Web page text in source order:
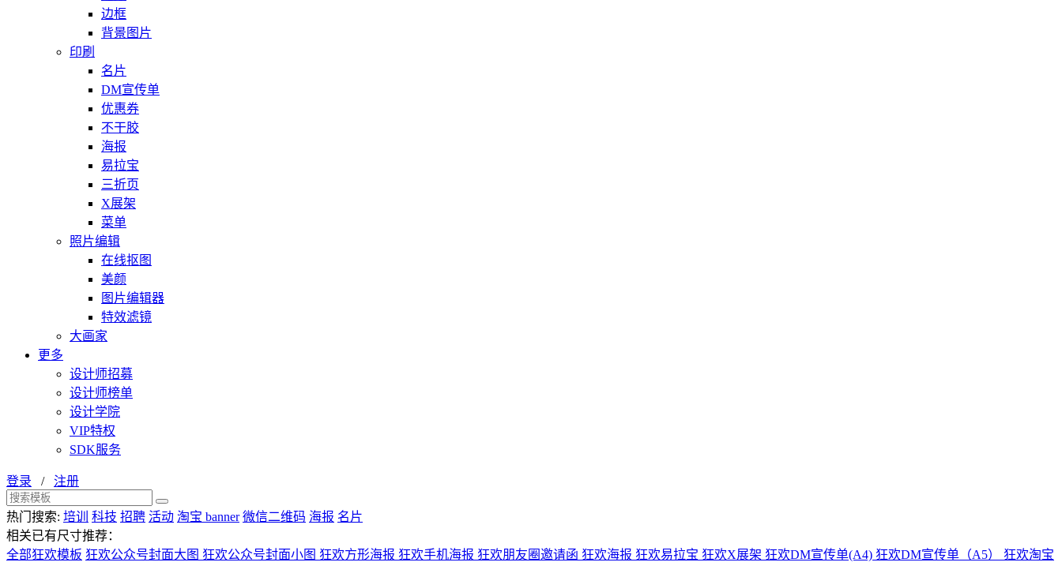
边框
背景图片
印刷
名片
DM宣传单
优惠券
不干胶
海报
易拉宝
三折页
X展架
菜单
照片编辑
在线抠图
美颜
图片编辑器
特效滤镜
大画家
更多
设计师招募
设计师榜单
设计学院
VIP特权
SDK服务
登录 / 注册
热门搜索: 培训 科技 招聘 活动 淘宝 banner 微信二维码 海报 名片
相关已有尺寸推荐：
全部狂欢模板 狂欢公众号封面大图 狂欢公众号封面小图 狂欢方形海报 狂欢手机海报 狂欢朋友圈邀请函 狂欢海报 狂欢易拉宝 狂欢X展架 狂欢DM宣传单(A4) 狂欢DM宣传单（A5） 狂欢淘宝